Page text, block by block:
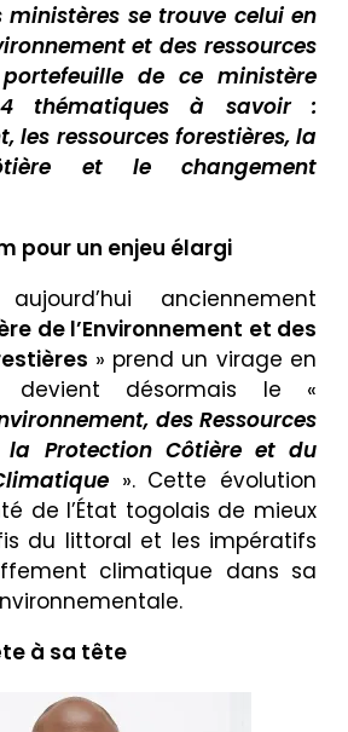
se trouve celui en
et des ressources
de ce ministère
thématiques à savoir :
les ressources forestières, la
et le changement
pour un enjeu élargi
anciennement
de l’Environnement et des
» prend un virage en
devient désormais le «
des Ressources
la Protection Côtière et du
». Cette évolution
de l’État togolais de mieux
du littoral et les impératifs
climatique dans sa
à sa tête